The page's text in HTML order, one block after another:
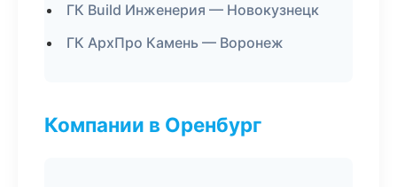
ГК Build Инженерия — Новокузнецк
ГК АрхПро Камень — Воронеж
Компании в Оренбург